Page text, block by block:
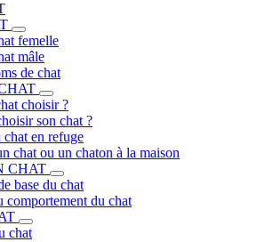
femelle
mâle
de chat
choisir ?
son chat ?
en refuge
chat ou un chaton à la maison
CHAT
base du chat
comportement du chat
chat